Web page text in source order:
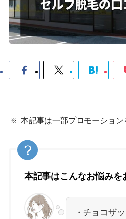
本記事は一部プロモーション
本記事はこんなお悩みを
・チョコザ